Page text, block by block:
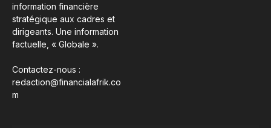
information financière
stratégique aux cadres et
dirigeants. Une information
factuelle, « Globale ».
Contactez-nous :
redaction@financialafrik.co
m